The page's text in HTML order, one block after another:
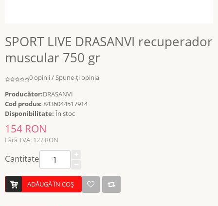
SPORT LIVE DRASANVI recuperador
muscular 750 gr
0 opinii /Spune-ţi opinia
Producător:DRASANVI
Cod produs: 8436044517914
Disponibilitate: În stoc
154 RON
Fără TVA: 127 RON
Cantitate
ADĂUGĂ ÎN COŞ